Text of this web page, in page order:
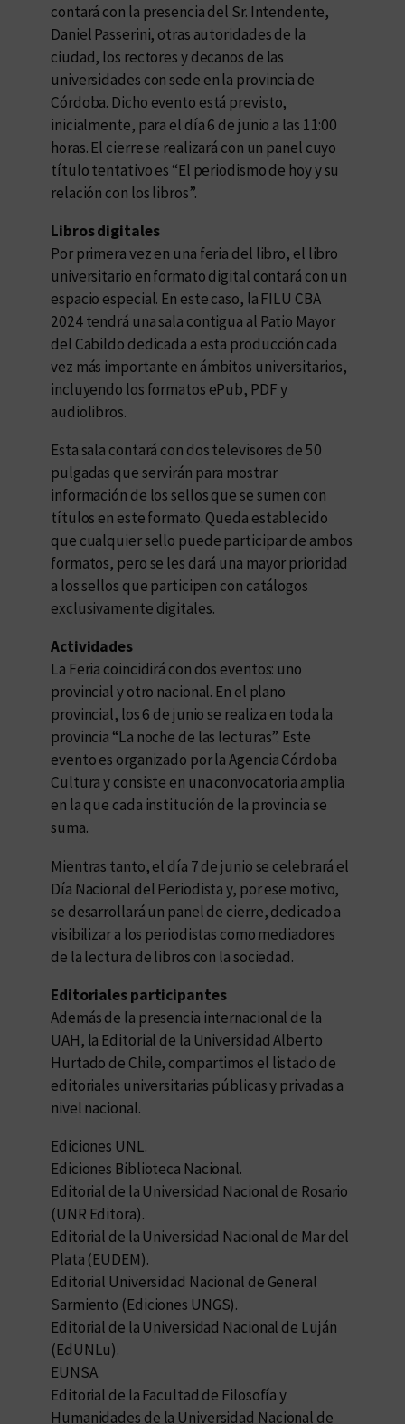
contará con la presencia del Sr. Intendente,
Daniel Passerini, otras autoridades de la
ciudad, los rectores y decanos de las
universidades con sede en la provincia de
Córdoba. Dicho evento está previsto,
inicialmente, para el día 6 de junio a las 11:00
horas. El cierre se realizará con un panel cuyo
título tentativo es “El periodismo de hoy y su
relación con los libros”.
Libros digitales
Por primera vez en una feria del libro, el libro
universitario en formato digital contará con un
espacio especial. En este caso, la FILU CBA
2024 tendrá una sala contigua al Patio Mayor
del Cabildo dedicada a esta producción cada
vez más importante en ámbitos universitarios,
incluyendo los formatos ePub, PDF y
audiolibros.
Esta sala contará con dos televisores de 50
pulgadas que servirán para mostrar
información de los sellos que se sumen con
títulos en este formato. Queda establecido
que cualquier sello puede participar de ambos
formatos, pero se les dará una mayor prioridad
a los sellos que participen con catálogos
exclusivamente digitales.
Actividades
La Feria coincidirá con dos eventos: uno
provincial y otro nacional. En el plano
provincial, los 6 de junio se realiza en toda la
provincia “La noche de las lecturas”. Este
evento es organizado por la Agencia Córdoba
Cultura y consiste en una convocatoria amplia
en la que cada institución de la provincia se
suma.
Mientras tanto, el día 7 de junio se celebrará el
Día Nacional del Periodista y, por ese motivo,
se desarrollará un panel de cierre, dedicado a
visibilizar a los periodistas como mediadores
de la lectura de libros con la sociedad.
Editoriales participantes
Además de la presencia internacional de la
UAH, la Editorial de la Universidad Alberto
Hurtado de Chile, compartimos el listado de
editoriales universitarias públicas y privadas a
nivel nacional.
Ediciones UNL.
Ediciones Biblioteca Nacional.
Editorial de la Universidad Nacional de Rosario
(UNR Editora).
Editorial de la Universidad Nacional de Mar del
Plata (EUDEM).
Editorial Universidad Nacional de General
Sarmiento (Ediciones UNGS).
Editorial de la Universidad Nacional de Luján
(EdUNLu).
EUNSA.
Editorial de la Facultad de Filosofía y
Humanidades de la Universidad Nacional de